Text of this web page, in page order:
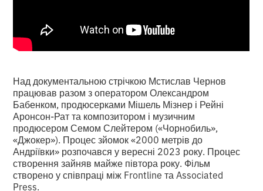
Над документальною стрічкою Мстислав Чернов
працював разом з оператором Олександром
Бабенком, продюсерками Мішель Мізнер і Рейні
Аронсон-Рат та композитором і музичним
продюсером Семом Слейтером («Чорнобиль»,
«Джокер»). Процес зйомок «2000 метрів до
Андріївки» розпочався у вересні 2023 року. Процес
створення зайняв майже півтора року. Фільм
створено у співпраці між Frontline та Associated
Press.